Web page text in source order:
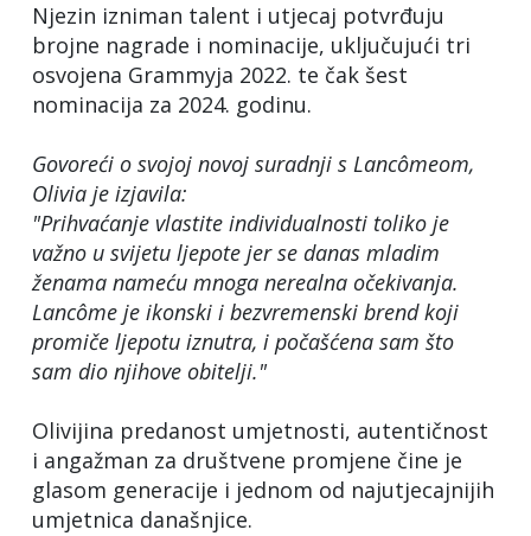
Njezin izniman talent i utjecaj potvrđuju
brojne nagrade i nominacije, uključujući tri
osvojena Grammyja 2022. te čak šest
nominacija za 2024. godinu.
Govoreći o svojoj novoj suradnji s Lancômeom,
Olivia je izjavila:
"Prihvaćanje vlastite individualnosti toliko je
važno u svijetu ljepote jer se danas mladim
ženama nameću mnoga nerealna očekivanja.
Lancôme je ikonski i bezvremenski brend koji
promiče ljepotu iznutra, i počašćena sam što
sam dio njihove obitelji."
Olivijina predanost umjetnosti, autentičnost
i angažman za društvene promjene čine je
glasom generacije i jednom od najutjecajnijih
umjetnica današnjice.